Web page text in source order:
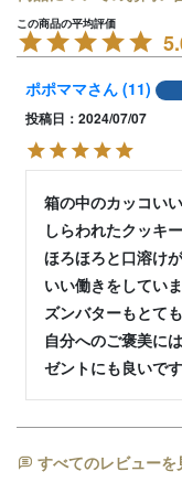
ポポママ 11
投稿日
2024/07/07
箱の中のカッコい
しらわれたクッキ
ほろほろと口溶け
いい働きをしてい
ズンバターもとて
自分へのご褒美に
すべてのレビューを